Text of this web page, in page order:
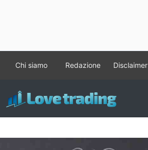
contenuto
Chi siamo Redazione Disclaimer